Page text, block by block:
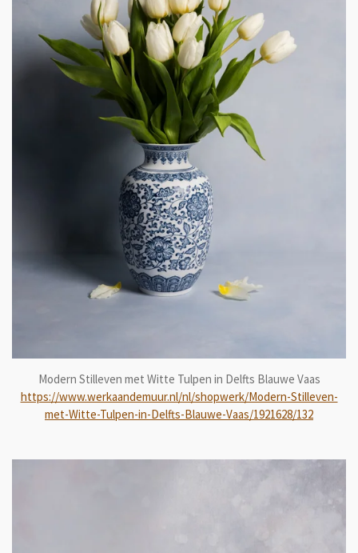
Modern Stilleven met Witte Tulpen in Delfts Blauwe Vaas
https://www.werkaandemuur.nl/nl/shopwerk/Modern-Stilleven-
met-Witte-Tulpen-in-Delfts-Blauwe-Vaas/1921628/132